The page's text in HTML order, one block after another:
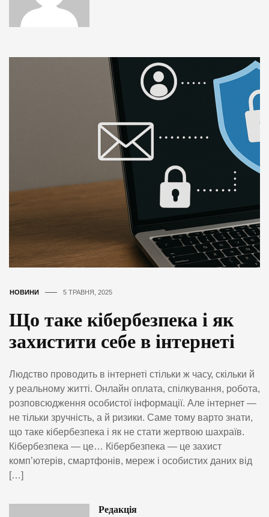
НОВИНИ 5 ТРАВНЯ, 2025
Що таке кібербезпека і як
захистити себе в інтернеті
Людство проводить в інтернеті стільки ж часу, скільки й
у реальному житті. Онлайн оплата, спілкування, робота,
розповсюдження особистої інформації. Але інтернет —
не тільки зручність, а й ризики. Саме тому варто знати,
що таке кібербезпека і як не стати жертвою шахраїв.
Кібербезпека — це… Кібербезпека — це захист
комп’ютерів, смартфонів, мереж і особистих даних від
[…]
Редакція